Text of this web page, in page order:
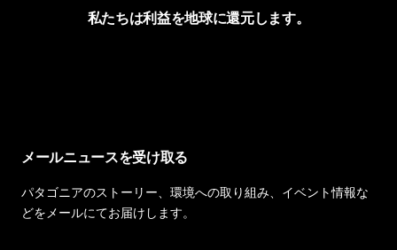
私たちは利益を地球に還元します。
メールニュースを受け取る
パタゴニアのストーリー、環境への取り組み、イベント情報な
どをメールにてお届けします。